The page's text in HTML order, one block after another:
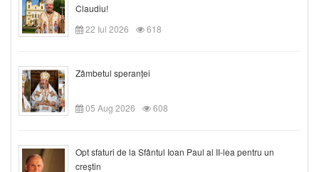
Claudiu!
22 Iul 2026
618
Zâmbetul speranței
05 Aug 2026 608
Opt sfaturi de la Sfântul Ioan Paul al II-lea pentru un
creștin